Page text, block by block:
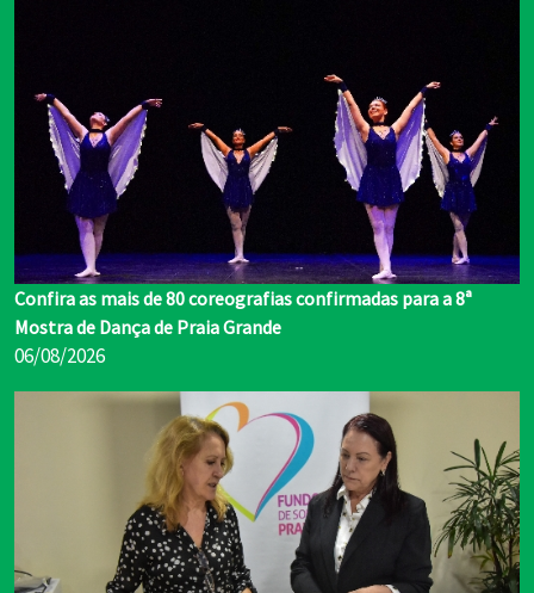
Confira as mais de 80 coreografias confirmadas para a 8ª
Mostra de Dança de Praia Grande
06/08/2026